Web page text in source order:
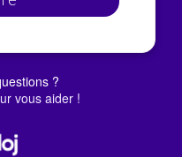
?
vous aider !